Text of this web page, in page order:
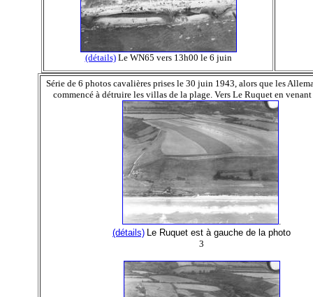
(détails)Le WN65 vers 13h00 le 6 juin
Série de 6 photos cavalières prises le 30 juin 1943, alors que les
commencé à détruire les villas de la plage. Vers Le Ruquet en
.
(détails) Le Ruquet est à gauche de la photo
3